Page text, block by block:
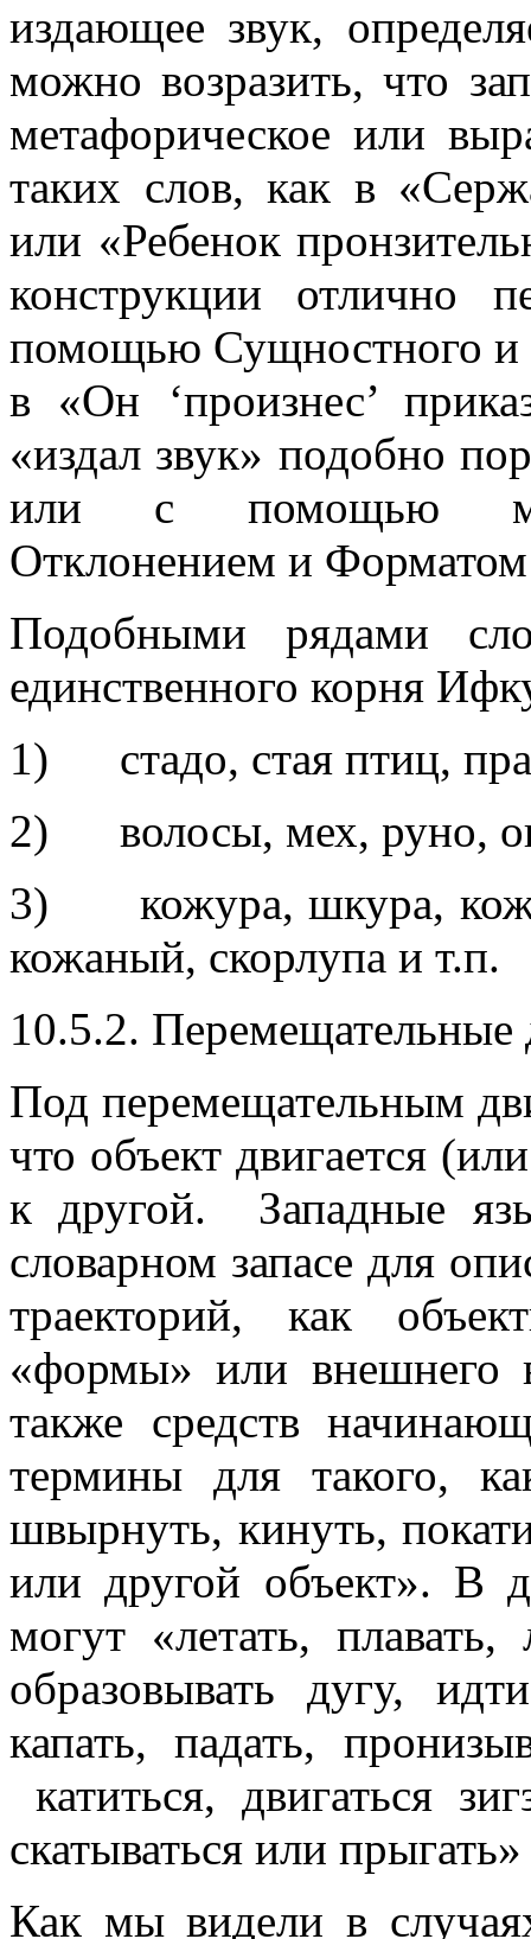
издающее звук,
можно возразить, что
метафорическое или
таких слов, как в
или «Ребенок
конструкции отлично
помощью Сущностного и
в «Он ‘произнес’
«издал звук» подобно
или с помощью
Отклонением и
Подобными рядами
единственного корня
1)
стадо, стая птиц,
2)
волосы, мех, руно,
3)
кожура, шкура,
кожаный, скорлупа и т.п.
10.5.2. Перемещательные
Под перемещательным
что объект двигается
к другой. Западные
словарном запасе для
траекторий, как
«формы» или внешнего
также средств
термины для такого,
швырнуть, кинуть,
или другой объект». В
могут «летать, плавать,
образовывать дугу,
капать, падать,
катиться, двигаться
скатываться или
Как мы видели в